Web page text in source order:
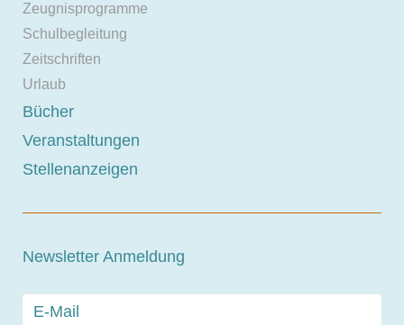
Zeugnisprogramme
Schulbegleitung
Zeitschriften
Urlaub
Bücher
Veranstaltungen
Stellenanzeigen
Newsletter Anmeldung